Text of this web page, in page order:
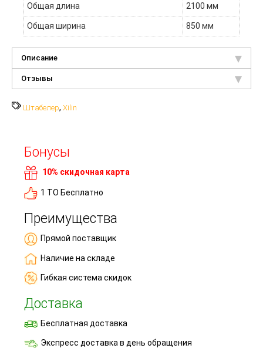
Общая длина 2100 мм
Общая ширина 850 мм
Описание
Отзывы
Штабелер, Xilin
Бонусы
10% скидочная карта
1 ТО Бесплатно
Преимущества
Прямой поставщик
Наличие на складе
Гибкая система скидок
Доставка
Бесплатная доставка
Экспресс доставка в день обращения